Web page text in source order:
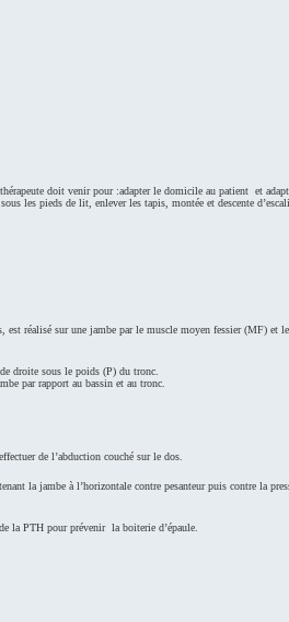
doit venir pour :adapter le domicile au patient et
les pieds de lit, enlever les tapis, montée et descente
est réalisé sur une jambe par le muscle moyen fessier (MF) et
droite sous le poids (P) du tronc.
par rapport au bassin et au tronc.
de l’abduction couché sur le dos.
la jambe à l’horizontale contre pesanteur puis contre la
la PTH pour prévenir la boiterie d’épaule.